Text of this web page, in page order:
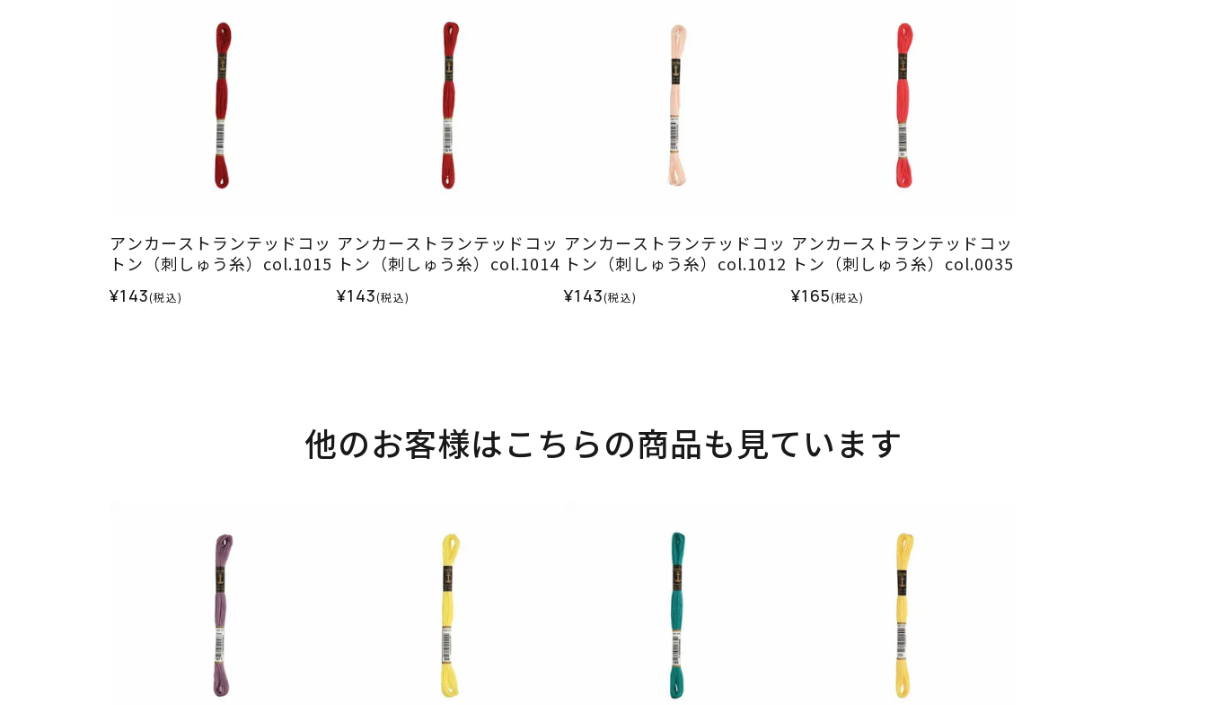
アンカーストランテッドコッ
トン（刺しゅう糸）col.1015
¥143(税込)
アンカーストランテッドコッ
トン（刺しゅう糸）col.1014
¥143(税込)
アンカーストランテッドコッ
トン（刺しゅう糸）col.1012
¥143(税込)
アンカーストランテッドコッ
トン（刺しゅう糸）col.0035
¥165(税込)
他のお客様はこちらの商品も見ています